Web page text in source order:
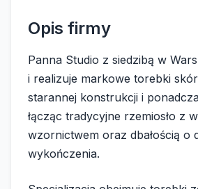
Opis firmy
Panna Studio z siedzibą w
i realizuje markowe torebki
starannej konstrukcji i
łącząc tradycyjne rzemiosło z
wzornictwem oraz dbałością o
wykończenia.